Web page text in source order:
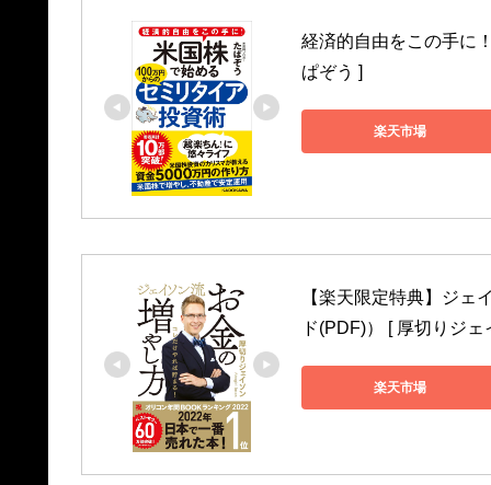
経済的自由をこの手に
ぱぞう ]
楽天市場
【楽天限定特典】ジェ
ド(PDF)） [ 厚切りジェ
楽天市場